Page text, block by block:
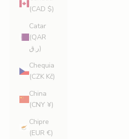
(CAD $)
Catar
(QAR
ر.ق)
Chequia
(CZK Kč)
China
(CNY ¥)
Chipre
(EUR €)